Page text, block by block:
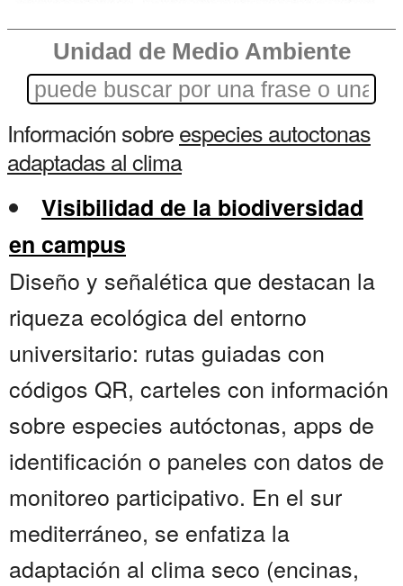
Unidad de Medio Ambiente
Información sobreespecies autoctonas
adaptadas al clima
Visibilidad de la biodiversidad
en campus
Diseño y señalética que destacan la
riqueza ecológica del entorno
universitario: rutas guiadas con
códigos QR, carteles con información
sobre especies autóctonas, apps de
identificación o paneles con datos de
monitoreo participativo. En el sur
mediterráneo, se enfatiza la
adaptación al clima seco (encinas,